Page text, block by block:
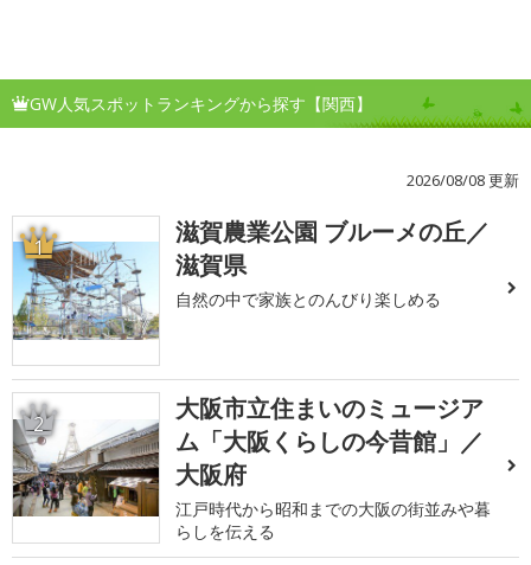
GW人気スポットランキングから探す【関西】
2026/08/08 更新
1
滋賀農業公園 ブルーメの丘／
滋賀県
自然の中で家族とのんびり楽しめる
2
大阪市立住まいのミュージア
ム「大阪くらしの今昔館」／
大阪府
江戸時代から昭和までの大阪の街並みや暮
らしを伝える